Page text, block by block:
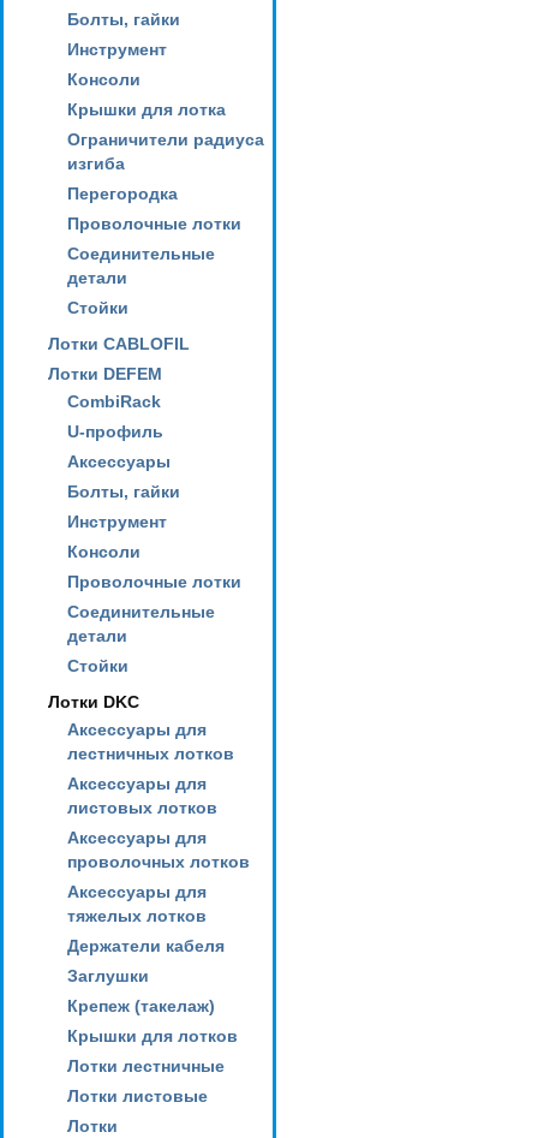
Болты, гайки
Инструмент
Консоли
Крышки для лотка
Ограничители радиуса
изгиба
Перегородка
Проволочные лотки
Соединительные
детали
Стойки
Лотки CABLOFIL
Лотки DEFEM
CombiRack
U-профиль
Аксессуары
Болты, гайки
Инструмент
Консоли
Проволочные лотки
Соединительные
детали
Стойки
Лотки DKC
Аксессуары для
лестничных лотков
Аксессуары для
листовых лотков
Аксессуары для
проволочных лотков
Аксессуары для
тяжелых лотков
Держатели кабеля
Заглушки
Крепеж (такелаж)
Крышки для лотков
Лотки лестничные
Лотки листовые
Лотки